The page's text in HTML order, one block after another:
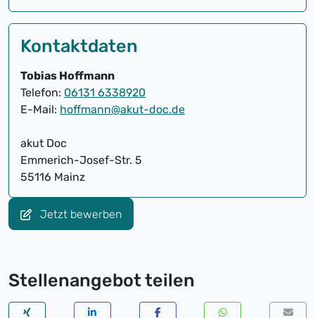
Kontaktdaten
Tobias Hoffmann
Telefon: 06131 6338920
E-Mail: hoffmann@akut-doc.de
akut Doc
Emmerich-Josef-Str. 5
55116 Mainz
Jetzt bewerben
Stellenangebot teilen